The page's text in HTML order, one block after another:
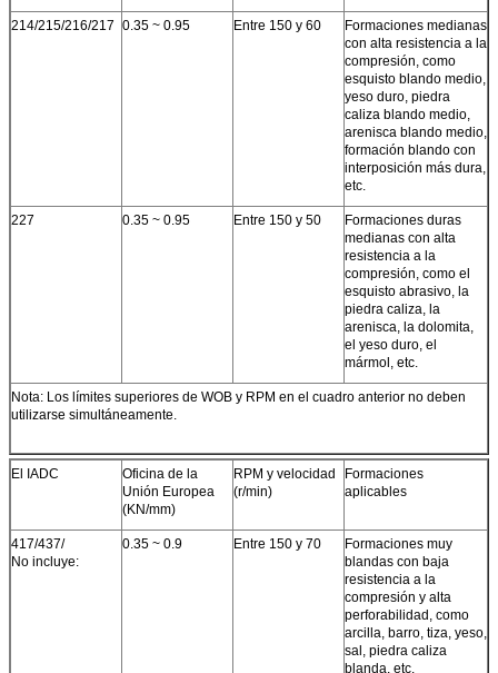
214/215/216/217 0.35 ~ 0.95 Entre 150 y 60
Formaciones medianas
con alta resistencia a la
compresión, como
esquisto blando medio,
yeso duro, piedra
caliza blando medio,
arenisca blando medio,
formación blando con
interposición más dura,
etc.
227 0.35 ~ 0.95 Entre 150 y 50
Formaciones duras
medianas con alta
resistencia a la
compresión, como el
esquisto abrasivo, la
piedra caliza, la
arenisca, la dolomita,
el yeso duro, el
mármol, etc.
Nota: Los límites superiores de WOB y RPM en el cuadro anterior no deben
utilizarse simultáneamente.
El IADC
Oficina de la
Unión Europea
(KN/mm)
RPM y velocidad
(r/min)
Formaciones
aplicables
417/437/
No incluye:
0.35 ~ 0.9 Entre 150 y 70
Formaciones muy
blandas con baja
resistencia a la
compresión y alta
perforabilidad, como
arcilla, barro, tiza, yeso,
sal, piedra caliza
blanda, etc.